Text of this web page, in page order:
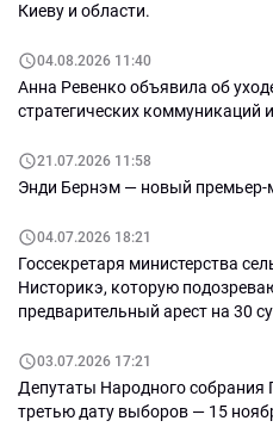
Киеву и области.
04.08.2026 11:40
Анна Ревенко объявила об
стратегических коммуникаций
21.07.2026 11:58
Энди Бернэм — новый премьер-
04.07.2026 18:21
Госсекретаря министерства
Нисторикэ, которую
предварительный арест на 30
03.07.2026 17:21
Депутаты Народного собрания
третью дату выборов — 15